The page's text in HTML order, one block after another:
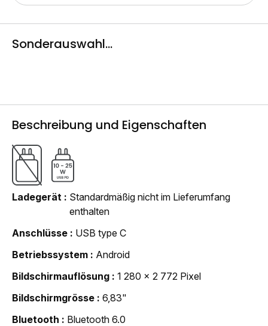
Sonderauswahl...
Beschreibung und Eigenschaften
Ladegerät
Standardmäßig nicht im Lieferumfang
enthalten
Anschlüsse
USB type C
Betriebssystem
Android
Bildschirmauflösung
1 280 x 2 772 Pixel
Bildschirmgrösse
6,83"
Bluetooth
Bluetooth 6.0